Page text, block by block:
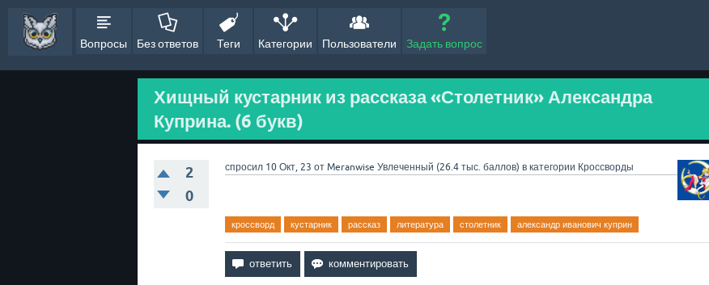
Вопросы Без ответов Теги Категории Пользователи Задать вопрос
Хищный кустарник из рассказа «Столетник» Александра
Куприна. (6 букв)
2
0
спросил 10 Окт, 23 от Meranwise Увлеченный (26.4 тыс. баллов) в категории Кроссворды
кроссворд кустарник рассказ литература столетник александр иванович куприн